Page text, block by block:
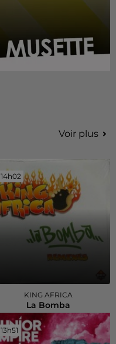
Voir plus
14h02
14h02
KING AFRICA
La Bomba
13h51
13h51